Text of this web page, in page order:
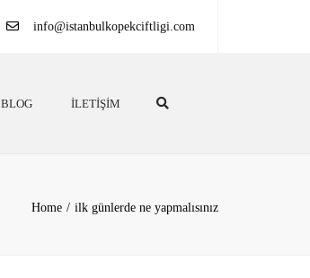
info@istanbulkopekciftligi.com
BLOG İLETIŞIM
Home ilk günlerde ne yapmalısınız